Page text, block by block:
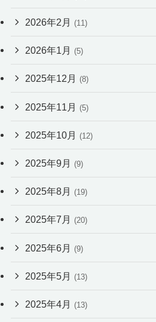
2026年2月 (11)
2026年1月 (5)
2025年12月 (8)
2025年11月 (5)
2025年10月 (12)
2025年9月 (9)
2025年8月 (19)
2025年7月 (20)
2025年6月 (9)
2025年5月 (13)
2025年4月 (13)